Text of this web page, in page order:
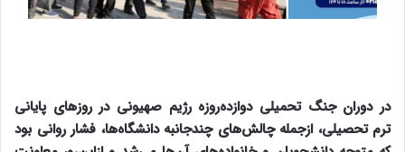
در دوران جنگ تحمیلی دوازده‌روزه رژیم صهیونی در روزهای پایانی
ترم تحصیلی، ازجمله چالش‌های چندجانبه دانشگاه‌ها، فشار روانی بود